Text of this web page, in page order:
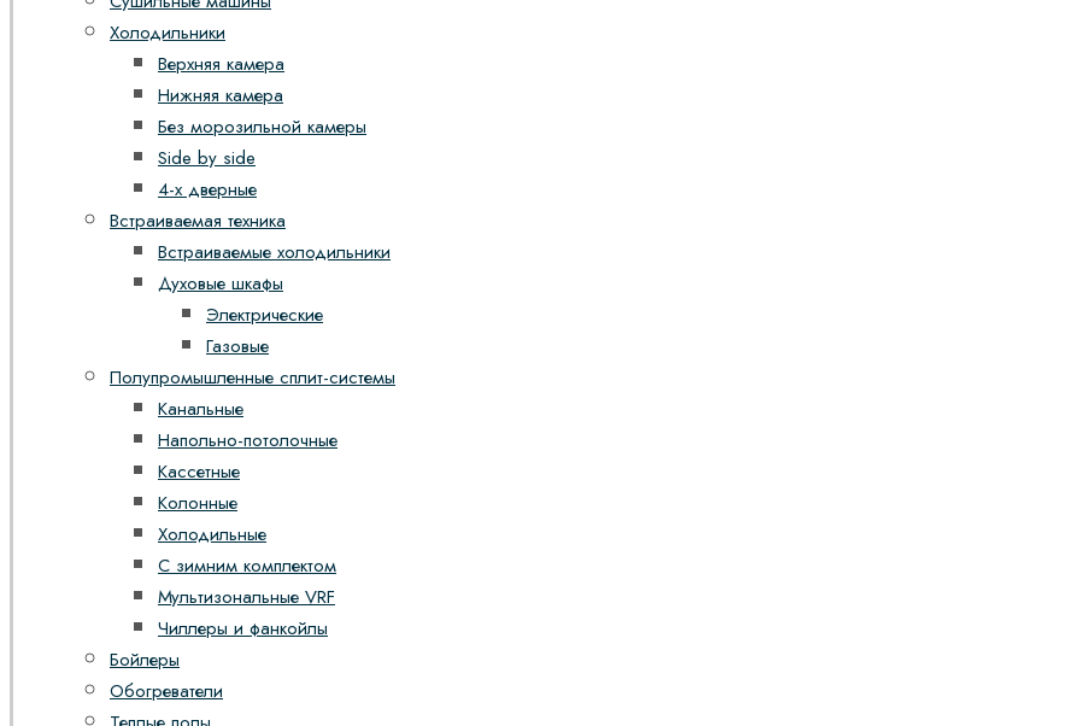
Холодильники
Верхняя камера
Нижняя камера
Без морозильной камеры
Side by side
4-х дверные
Встраиваемая техника
Встраиваемые холодильники
Духовые шкафы
Электрические
Газовые
Полупромышленные сплит-системы
Канальные
Напольно-потолочные
Кассетные
Колонные
Холодильные
С зимним комплектом
Мультизональные VRF
Чиллеры и фанкойлы
Бойлеры
Обогреватели